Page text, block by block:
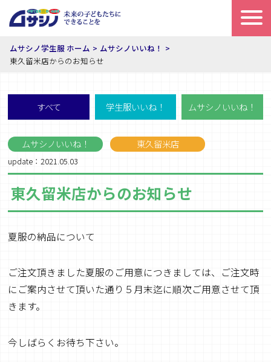
ムサシノ学生服 ホーム
ムサシノいいね！
東久留米店からのお知らせ
すべて 学生服いいね！ ムサシノいいね！
ムサシノいいね！ 東久留米店
update：2021.05.03
東久留米店からのお知らせ
夏服の納品について
ご注文頂きました夏服のご用意につきましては、ご注文時
にご案内させて頂いた通り５月末迄に順次ご用意させて頂
きます。
今しばらくお待ち下さい。